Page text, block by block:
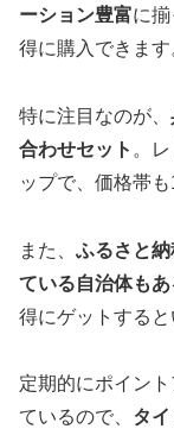
ーション豊富に
得に購入できます
特に注目なのが、
合わせセット 。
ップで、価格帯
また、 ふるさと
ている自治体もあ
得にゲットすると
定期的にポイン
ているので、 タ